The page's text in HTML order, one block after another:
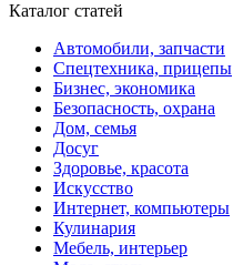
Каталог статей
Автомобили, запчасти
Спецтехника, прицепы
Бизнес, экономика
Безопасность, охрана
Дом, семья
Досуг
Здоровье, красота
Искусство
Интернет, компьютеры
Кулинария
Мебель, интерьер